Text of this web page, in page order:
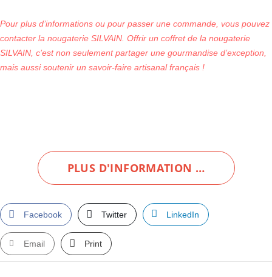
Pour plus d’informations ou pour passer une commande, vous pouvez
contacter la nougaterie SILVAIN. Offrir un coffret de la nougaterie
SILVAIN, c’est non seulement partager une gourmandise d’exception,
mais aussi soutenir un savoir-faire artisanal français !
PLUS D'INFORMATION …
Facebook Twitter LinkedIn
Email Print